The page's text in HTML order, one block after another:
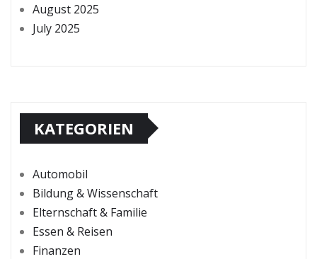
August 2025
July 2025
KATEGORIEN
Automobil
Bildung & Wissenschaft
Elternschaft & Familie
Essen & Reisen
Finanzen